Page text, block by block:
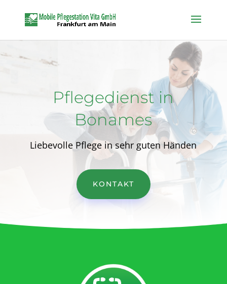
Pflegedienst in
Bonames
Liebevolle Pflege in sehr guten Händen
KONTAKT